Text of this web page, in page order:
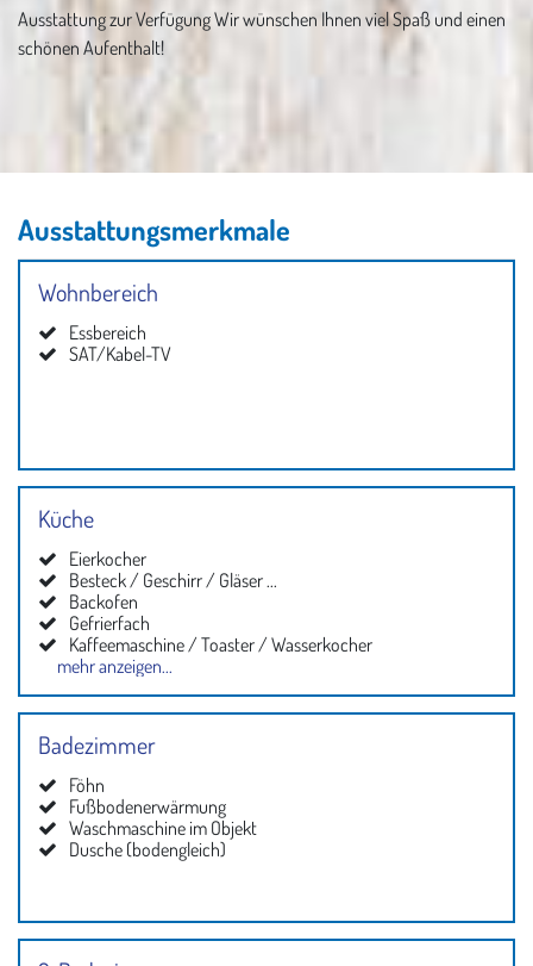
Ausstattung zur Verfügung Wir wünschen Ihnen viel Spaß und einen
schönen Aufenthalt!
Ausstattungsmerkmale
Wohnbereich
Essbereich
SAT/Kabel-TV
Küche
Eierkocher
Besteck / Geschirr / Gläser ...
Backofen
Gefrierfach
Kaffeemaschine / Toaster / Wasserkocher
Kapsel-Espressoautomat
Küche
Kühlschrank
Mikrowelle
Geschirrspüler
mehr anzeigen...
Badezimmer
Föhn
Fußbodenerwärmung
Waschmaschine im Objekt
Dusche (bodengleich)